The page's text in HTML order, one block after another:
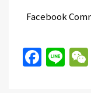
Facebook